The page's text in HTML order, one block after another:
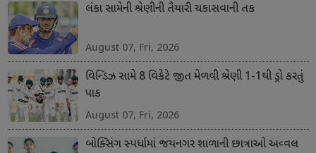
લંકા સામેની શ્રેણીની તૈયારી ચકાસવાની તક
August 07, Fri, 2026
વિન્ડિઝ સામે 8 વિકેટે જીત મેળવી શ્રેણી 1-1થી ડ્રો કરતું
પાક
August 07, Fri, 2026
બોક્સિંગ સ્પર્ધામાં જયનગર શાળાની છાત્રાઓ અવ્વલ